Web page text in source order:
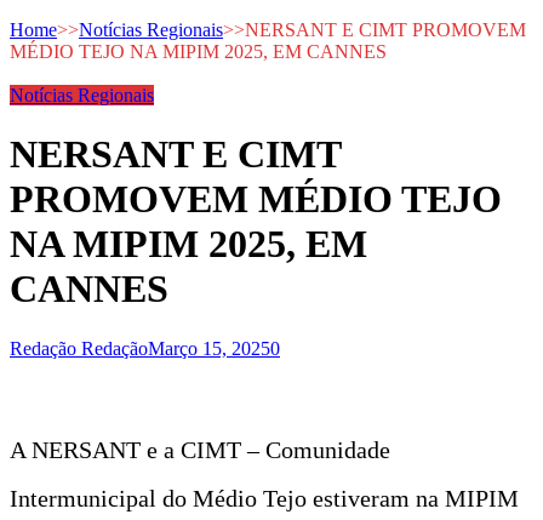
Home>>Notícias Regionais>>NERSANT E CIMT PROMOVEM
MÉDIO TEJO NA MIPIM 2025, EM CANNES
Notícias Regionais
NERSANT E CIMT
PROMOVEM MÉDIO TEJO
NA MIPIM 2025, EM
CANNES
Redação RedaçãoMarço 15, 20250
A NERSANT e a CIMT – Comunidade
Intermunicipal do Médio Tejo estiveram na MIPIM